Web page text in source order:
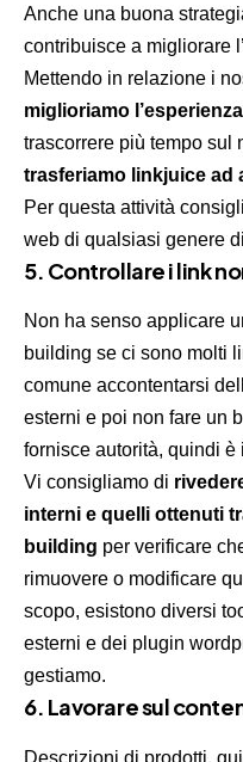
Anche una buona
contribuisce a migliorare
Mettendo in relazione i
miglioriamo
trascorrere più tempo sul
trasferiamo linkjuice ad
Per questa attività
web di qualsiasi genere
5. Controllare i link
Non ha senso applicare
building se ci sono molti
comune accontentarsi
esterni e poi non fare un
fornisce autorità, quindi è
Vi consigliamo di
interni e quelli ottenuti
building per verificare
rimuovere o modificare
scopo, esistono diversi
esterni e dei plugin
gestiamo.
6. Lavorare sul
Descrizioni di prodotti,